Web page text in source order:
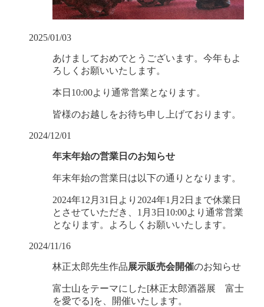
2025/01/03
あけましておめでとうございます。今年もよ
ろしくお願いいたします。
本日10:00より通常営業となります。
皆様のお越しをお待ち申し上げております。
2024/12/01
年末年始の営業日のお知らせ
年末年始の営業日は以下の通りとなります。
2024年12月31日より2024年1月2日まで休業日
とさせていただき、1月3日10:00より通常営業
となります。よろしくお願いいたします。
2024/11/16
林正太郎先生作品展示販売会開催のお知らせ
富士山をテーマにした[林正太郎酒器展 富士
を愛でる]を、開催いたします。